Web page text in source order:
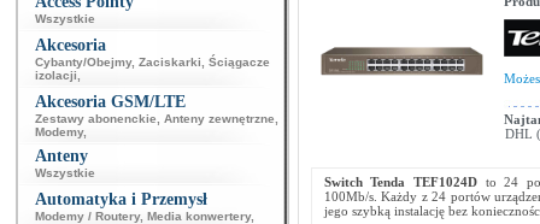
Wszystkie
Akcesoria
Cybanty/Obejmy, Zaciskarki
Ściągacze
izolacji
Akcesoria GSM/LTE
Zestawy abonenckie Anteny zewnętrzne
Modemy,
Anteny
Wszystkie
Automatyka i Przemysł
Modemy / Routery, Media konwertery,
DHL
Switch Tenda TEF1024Dto 24
100Mb/s. Każdy z 24 portów
jego szybką instalację bez